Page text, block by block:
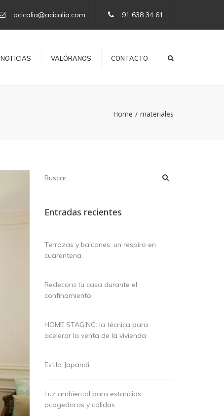
acicalia@acicalia.com 91 638 34 61
NOTICIAS VALÓRANOS CONTACTO
Home materiales
Entradas recientes
Terrazas y balcones: un respiro en
cuarentena.
Redecora tu casa durante el
confinamiento
HOME STAGING: la técnica para
acelerar la venta de la vivienda
Estilo Japandi
Luz ambiental para estancias
acogedoras y cálidas